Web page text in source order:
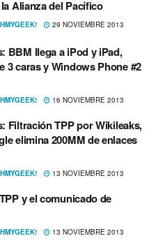
Alianza del Pací­fico
29 NOVIEMBRE 2013
BBM llega a iPod y iPad,
3 caras y Windows Phone #2
16 NOVIEMBRE 2013
Filtración TPP por Wikileaks,
elimina 200MM de enlaces
13 NOVIEMBRE 2013
y el comunicado de
13 NOVIEMBRE 2013